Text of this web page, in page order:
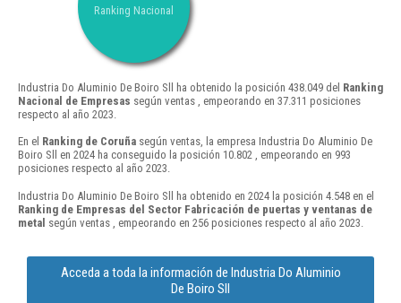
Ranking Nacional
Industria Do Aluminio De Boiro Sll ha obtenido la posición 438.049 del Ranking
Nacional de Empresas según ventas , empeorando en 37.311 posiciones
respecto al año 2023.
En el Ranking de Coruña según ventas, la empresa Industria Do Aluminio De
Boiro Sll en 2024 ha conseguido la posición 10.802 , empeorando en 993
posiciones respecto al año 2023.
Industria Do Aluminio De Boiro Sll ha obtenido en 2024 la posición 4.548 en el
Ranking de Empresas del Sector Fabricación de puertas y ventanas de
metal según ventas , empeorando en 256 posiciones respecto al año 2023.
Acceda a toda la información de Industria Do Aluminio
De Boiro Sll